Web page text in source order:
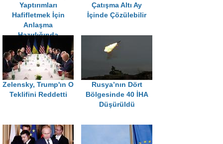
Yaptırımları
Hafifletmek İçin
Anlaşma
Hazırlığında
Çatışma Altı Ay
İçinde Çözülebilir
Zelensky, Trump'ın O
Teklifini Reddetti
Rusya’nın Dört
Bölgesinde 40 İHA
Düşürüldü